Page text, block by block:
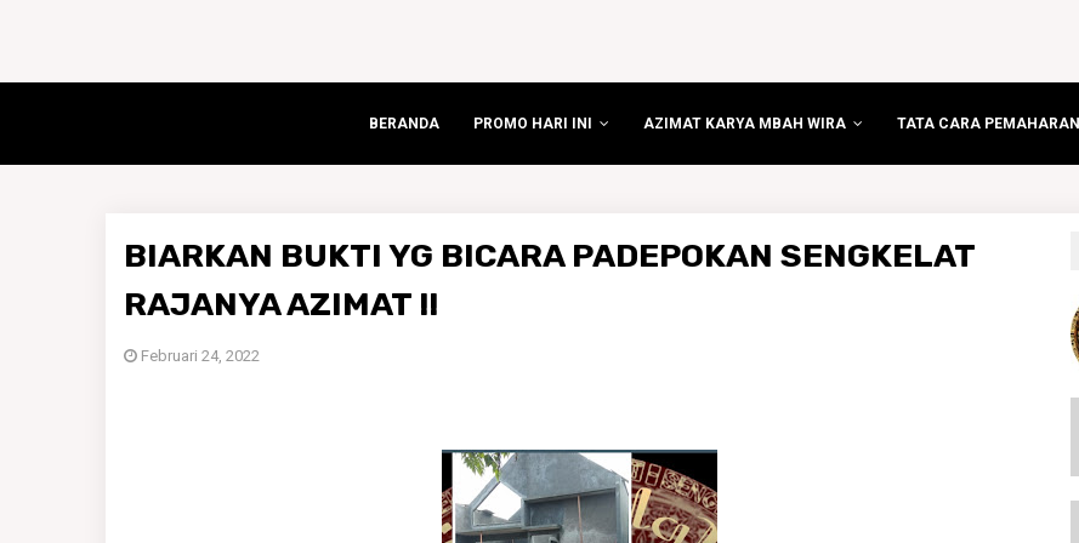
BERANDA PROMO HARI INI AZIMAT KARYA MBAH WIRA TATA CARA PEMAHARAN
BIARKAN BUKTI YG BICARA PADEPOKAN SENGKELAT
RAJANYA AZIMAT !!
Februari 24, 2022